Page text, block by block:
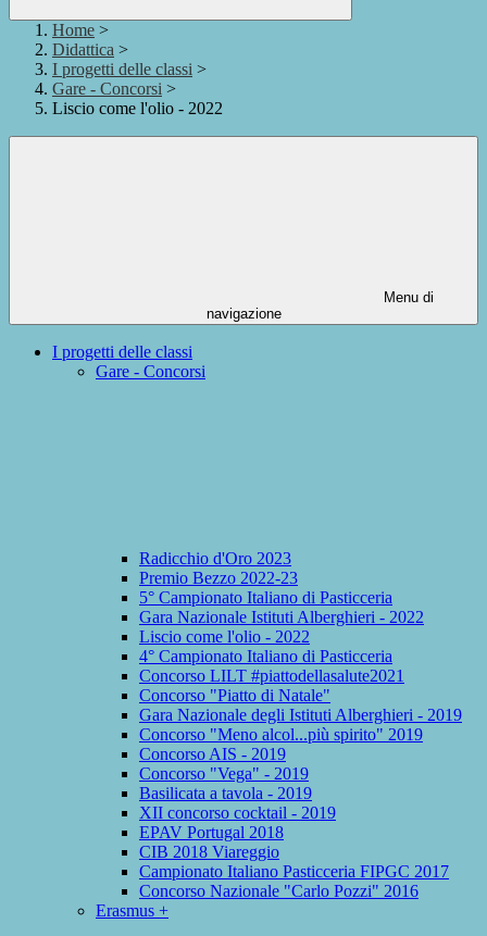
Home >
Didattica >
I progetti delle classi >
Gare - Concorsi >
Liscio come l'olio - 2022
Menu di
navigazione
I progetti delle classi
Gare - Concorsi
Radicchio d'Oro 2023
Premio Bezzo 2022-23
5° Campionato Italiano di Pasticceria
Gara Nazionale Istituti Alberghieri - 2022
Liscio come l'olio - 2022
4° Campionato Italiano di Pasticceria
Concorso LILT #piattodellasalute2021
Concorso "Piatto di Natale"
Gara Nazionale degli Istituti Alberghieri - 2019
Concorso "Meno alcol...più spirito" 2019
Concorso AIS - 2019
Concorso "Vega" - 2019
Basilicata a tavola - 2019
XII concorso cocktail - 2019
EPAV Portugal 2018
CIB 2018 Viareggio
Campionato Italiano Pasticceria FIPGC 2017
Concorso Nazionale "Carlo Pozzi" 2016
Erasmus +